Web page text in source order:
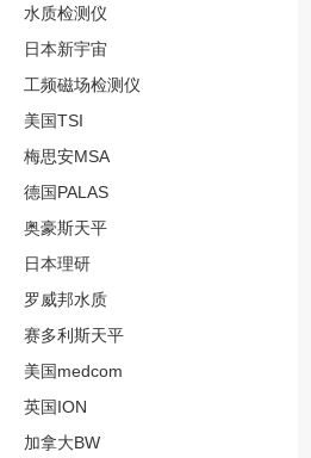
水质检测仪
日本新宇宙
工频磁场检测仪
美国TSI
梅思安MSA
德国PALAS
奥豪斯天平
日本理研
罗威邦水质
赛多利斯天平
美国medcom
英国ION
加拿大BW